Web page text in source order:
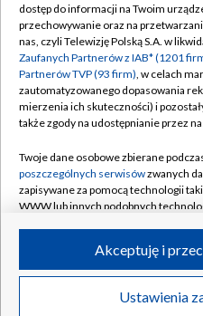
Transmisje
Biuro
Oferta
Rada
Polityka
Biuro
©2026 Telewizja Polska
dostęp do informacji na Twoim
przechowywanie oraz na
nas, czyli Telewizję Polską S.A. w
Zaufanych Partnerów z IAB* (1201
Partnerów TVP (93 firm), w celach
zautomatyzowanego dopasowania
mierzenia ich skuteczności) i
także zgody na udostępnianie przez
Twoje dane osobowe zbierane
poszczególnych serwisówzwanych
zapisywane za pomocą technologii
WWW lub innych podobnych
ruchu w Internecie.
Twoje dane osobowe zbierane
poszczególnych serwisówna Portalu,
Ustawienia
Akceptuję i